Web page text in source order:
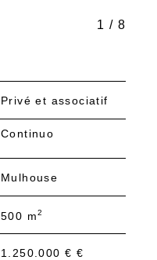
1 / 8
Privé et associatif
Continuo
Mulhouse
500 m2
1.250.000 € €